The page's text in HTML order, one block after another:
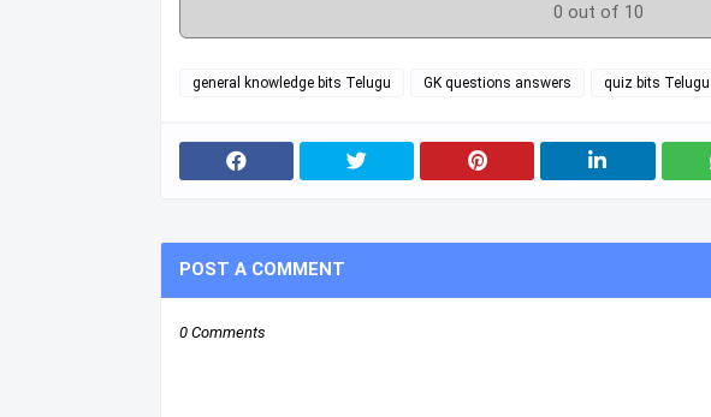
0 out of 10
general knowledge bits Telugu GK questions answers quiz bits Telugu
POST A COMMENT
0 Comments